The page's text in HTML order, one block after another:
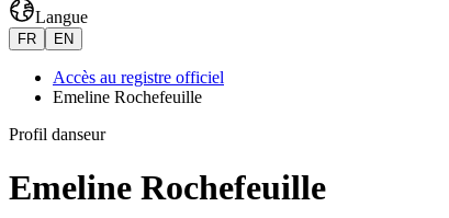
Langue
FR EN
Accès au registre officiel
Emeline Rochefeuille
Profil danseur
Emeline Rochefeuille